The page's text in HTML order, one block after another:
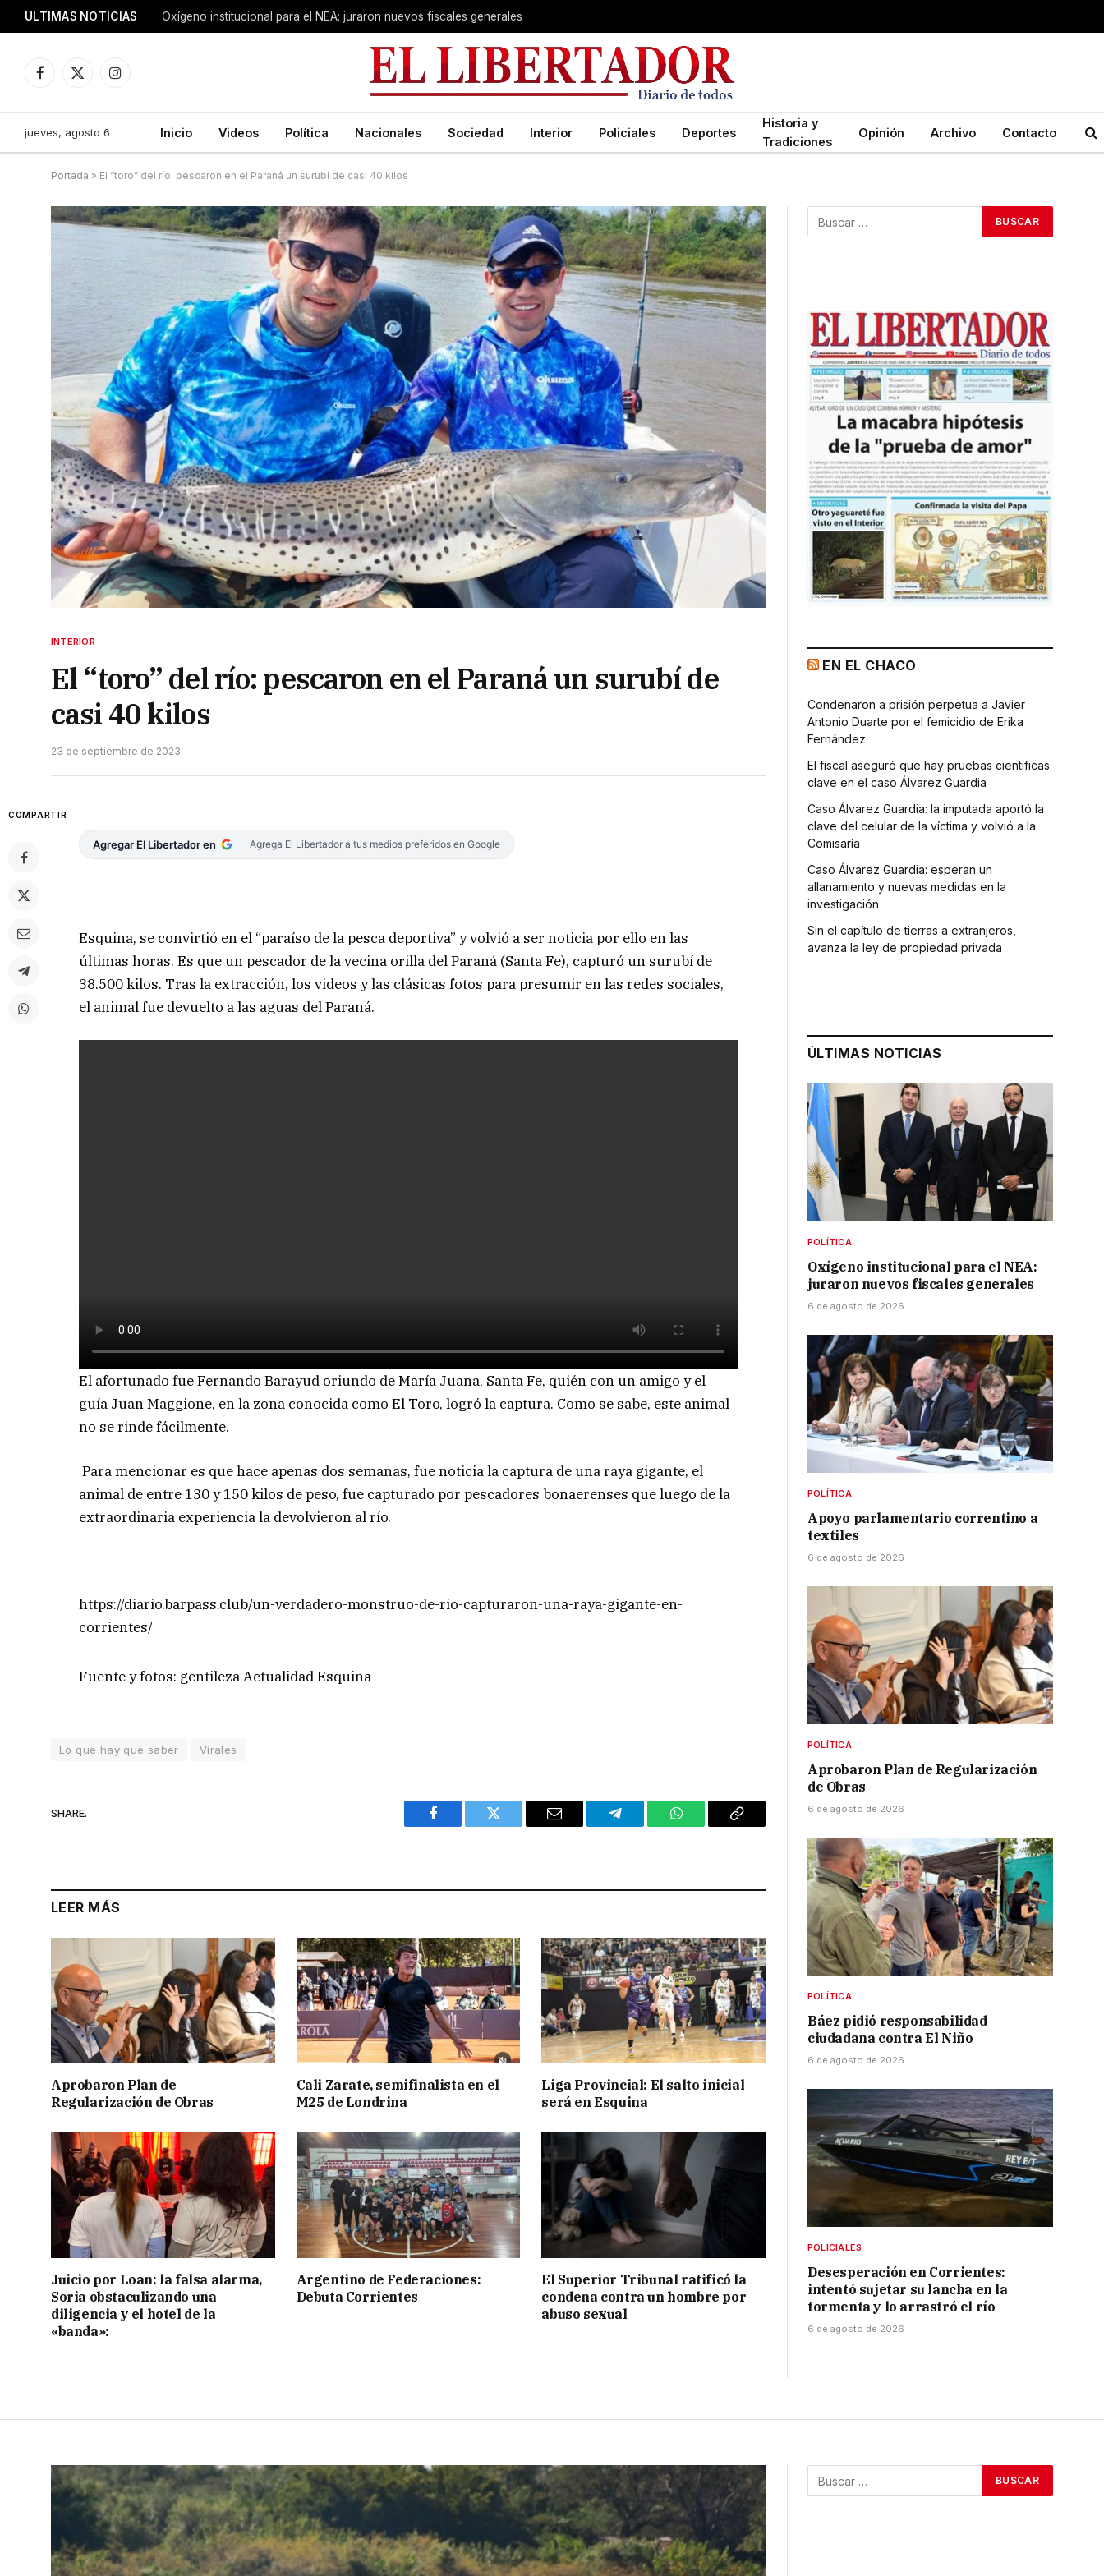
ULTIMAS NOTICIAS Oxígeno institucional para el NEA: juraron nuevos fiscales generales
Facebook
X
Instagram
jueves, agosto 6 Inicio Videos Política Nacionales Sociedad Interior Policiales Deportes
Historia y
Tradiciones
Opinión Archivo Contacto
Portada » El “toro” del río: pescaron en el Paraná un surubí de casi 40 kilos
INTERIOR
El “toro” del río: pescaron en el Paraná un surubí de
casi 40 kilos
23 de septiembre de 2023
COMPARTIR
Agregar El Libertador en Agrega El Libertador a tus medios preferidos en Google
Esquina, se convirtió en el “paraíso de la pesca deportiva” y volvió a ser noticia por ello en las
últimas horas. Es que un pescador de la vecina orilla del Paraná (Santa Fe), capturó un surubí de
38.500 kilos. Tras la extracción, los videos y las clásicas fotos para presumir en las redes sociales,
el animal fue devuelto a las aguas del Paraná.
El afortunado fue Fernando Barayud oriundo de María Juana, Santa Fe, quién con un amigo y el
guía Juan Maggione, en la zona conocida como El Toro, logró la captura. Como se sabe, este animal
no se rinde fácilmente.
Para mencionar es que hace apenas dos semanas, fue noticia la captura de una raya gigante, el
animal de entre 130 y 150 kilos de peso, fue capturado por pescadores bonaerenses que luego de la
extraordinaria experiencia la devolvieron al río.
https://diario.barpass.club/un-verdadero-monstruo-de-rio-capturaron-una-raya-gigante-en-
corrientes/
Fuente y fotos: gentileza Actualidad Esquina
Lo que hay que saber Virales
SHARE.
Facebook Twitter Email Telegram WhatsAppCopy
LEER MÁS
Aprobaron Plan de
Regularización de Obras
Cali Zarate, semifinalista en el
M25 de Londrina
Liga Provincial: El salto inicial
será en Esquina
Juicio por Loan: la falsa alarma,
Soria obstaculizando una
diligencia y el hotel de la
«banda»:
Argentino de Federaciones:
Debuta Corrientes
El Superior Tribunal ratificó la
condena contra un hombre por
abuso sexual
EN EL CHACO
Condenaron a prisión perpetua a Javier
Antonio Duarte por el femicidio de Erika
Fernández
El fiscal aseguró que hay pruebas científicas
clave en el caso Álvarez Guardia
Caso Álvarez Guardia: la imputada aportó la
clave del celular de la víctima y volvió a la
Comisaría
Caso Álvarez Guardia: esperan un
allanamiento y nuevas medidas en la
investigación
Sin el capítulo de tierras a extranjeros,
avanza la ley de propiedad privada
ÚLTIMAS NOTICIAS
POLÍTICA
Oxígeno institucional para el NEA:
juraron nuevos fiscales generales
6 de agosto de 2026
POLÍTICA
Apoyo parlamentario correntino a
textiles
6 de agosto de 2026
POLÍTICA
Aprobaron Plan de Regularización
de Obras
6 de agosto de 2026
POLÍTICA
Báez pidió responsabilidad
ciudadana contra El Niño
6 de agosto de 2026
POLICIALES
Desesperación en Corrientes:
intentó sujetar su lancha en la
tormenta y lo arrastró el río
6 de agosto de 2026